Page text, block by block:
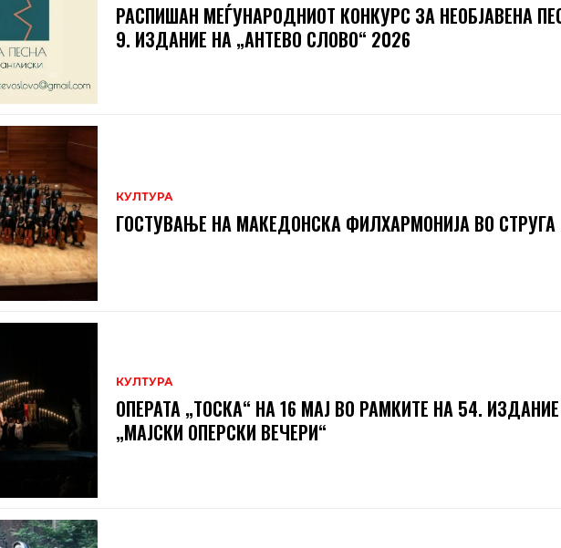
РАСПИШАН МЕЃУНАРОДНИОТ КОНКУРС ЗА НЕОБЈАВЕНА
9. ИЗДАНИЕ НА „АНТЕВО СЛОВО“ 2026
КУЛТУРА
ГОСТУВАЊЕ НА МАКЕДОНСКА ФИЛХАРМОНИЈА ВО СТРУГА
КУЛТУРА
ОПЕРАТА „ТОСКА“ НА 16 МАЈ ВО РАМКИТЕ НА 54.
„МАЈСКИ ОПЕРСКИ ВЕЧЕРИ“